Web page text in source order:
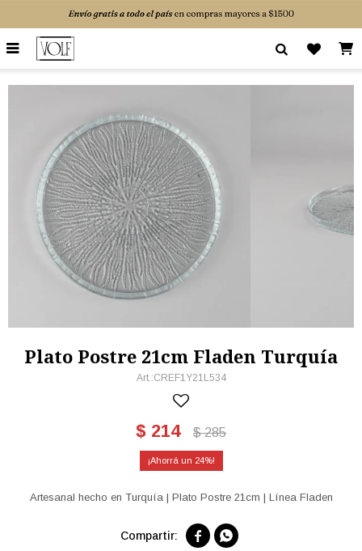

Plato Postre 21cm Fladen Turquía
CREF1Y21L534
$ 214 $ 285
24
Artesanal hecho en Turquía | Plato Postre 21cm | Línea Fladen
 